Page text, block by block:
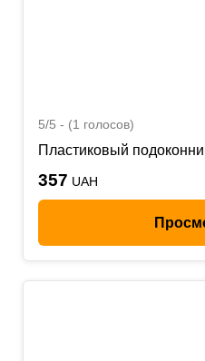
5/5 - (1 голосов)
Пластиковый
357 UAH